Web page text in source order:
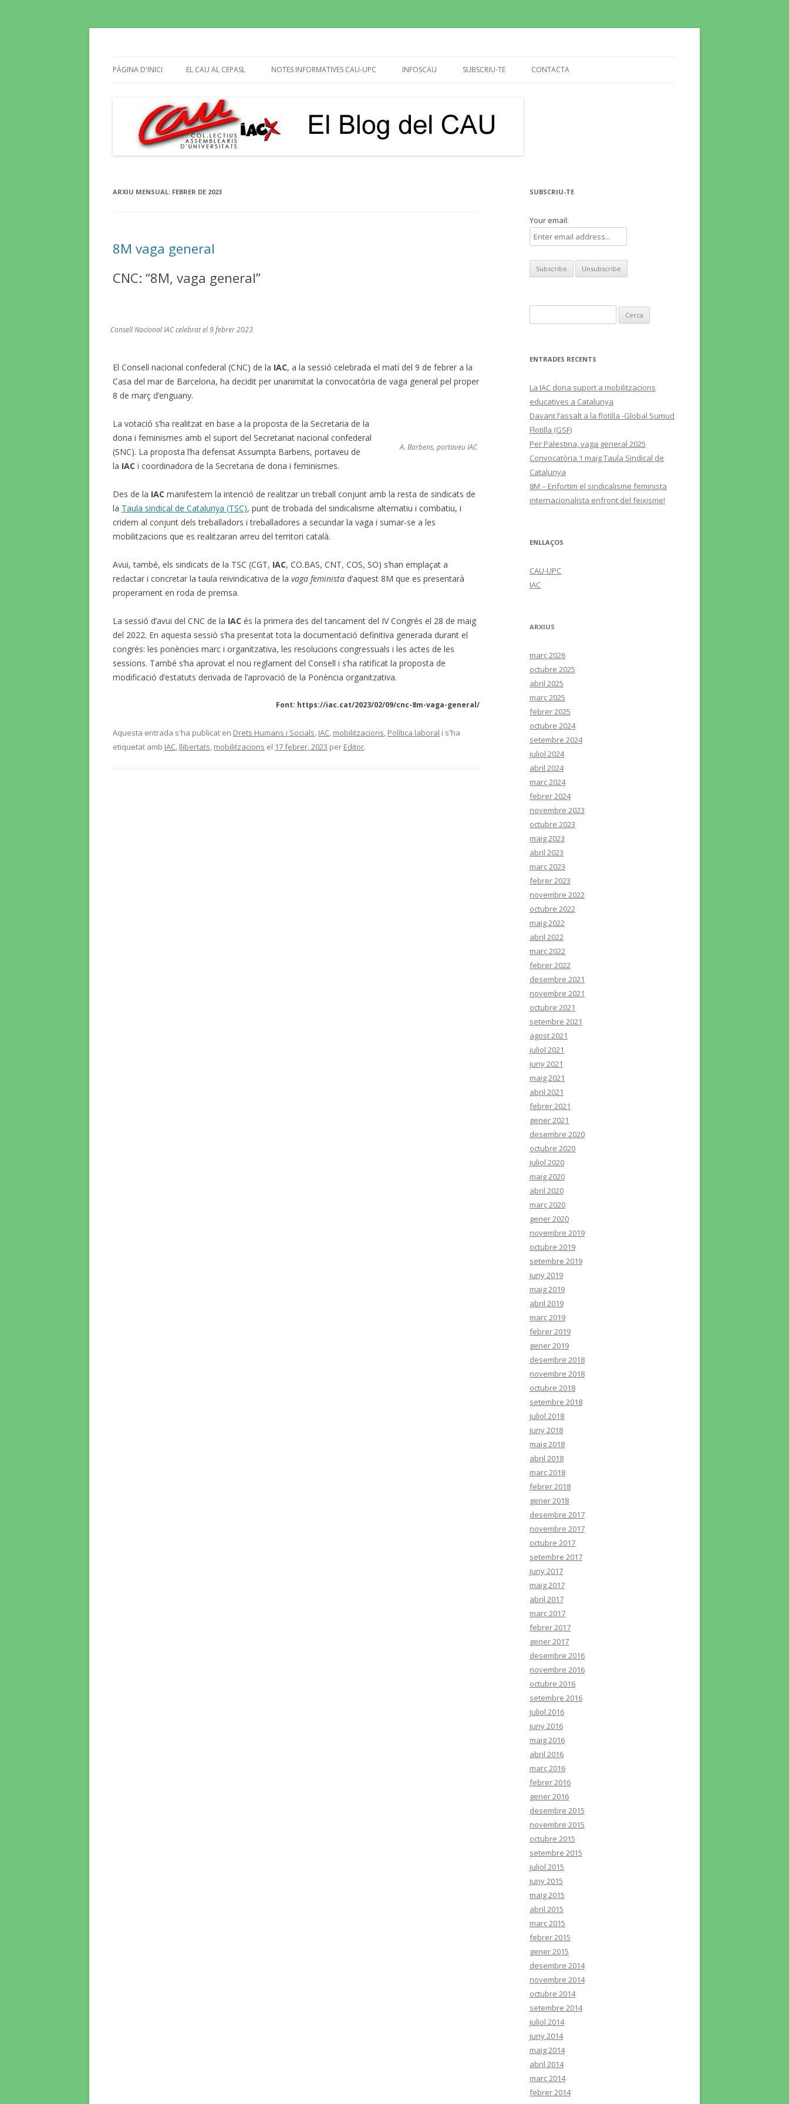
PÀGINA D'INICI EL CAU AL CEPASL NOTES INFORMATIVES CAU-UPC
UTG’S
BIBLIOTEQUES
RECEPCIONS (07/06/2017)
PSICOSOCIALS.
GERENT PROPOSAT I COMISSIÓ
MIXTA
4/11/2019 SITUACIÓ
INFOSCAU
INFOCAU 10 NOVEMB.2015
SUBSCRIU-TE CONTACTA
ARXIU MENSUAL: FEBRER DE 2023
8M vaga general
CNC: “8M, vaga general”
Consell Nacional IAC celebrat el 9 febrer 2023
El Consell nacional confederal (CNC) de la IAC, a la sessió celebrada el matí del 9 de febrer a la
Casa del mar de Barcelona, ha decidit per unanimitat la convocatòria de vaga general pel proper
8 de març d’enguany.
A. Barbens, portaveu IAC
La votació s’ha realitzat en base a la proposta de la Secretaria de la
dona i feminismes amb el suport del Secretariat nacional confederal
(SNC). La proposta l’ha defensat Assumpta Barbens, portaveu de
la IAC i coordinadora de la Secretaria de dona i feminismes.
Des de la IAC manifestem la intenció de realitzar un treball conjunt amb la resta de sindicats de
la Taula sindical de Catalunya (TSC), punt de trobada del sindicalisme alternatiu i combatiu, i
cridem al conjunt dels treballadors i treballadores a secundar la vaga i sumar-se a les
mobilitzacions que es realitzaran arreu del territori català.
Avui, també, els sindicats de la TSC (CGT, IAC, CO.BAS, CNT, COS, SO) s’han emplaçat a
redactar i concretar la taula reivindicativa de la vaga feminista d’aquest 8M que es presentarà
properament en roda de premsa.
La sessió d’avui del CNC de la IAC és la primera des del tancament del IV Congrés el 28 de maig
del 2022. En aquesta sessió s’ha presentat tota la documentació definitiva generada durant el
congrés: les ponències marc i organitzativa, les resolucions congressuals i les actes de les
sessions. També s’ha aprovat el nou reglament del Consell i s’ha ratificat la proposta de
modificació d’estatuts derivada de l’aprovació de la Ponència organitzativa.
Font: https://iac.cat/2023/02/09/cnc-8m-vaga-general/
Aquesta entrada s'ha publicat en Drets Humans i Socials, IAC, mobilitzacions, Política laboral i s'ha
etiquetat amb IAC, llibertats, mobilitzacions el 17 febrer, 2023 per Editor.
SUBSCRIU-TE
Your email:
ENTRADES RECENTS
La IAC dona suport a mobilitzacions
educatives a Catalunya
Davant l’assalt a la flotilla -Global Sumud
Flotilla (GSF)
Per Palestina, vaga general 2025
Convocatòria 1 maig Taula Sindical de
Catalunya
8M – Enfortim el sindicalisme feminista
internacionalista enfront del feixisme!
ENLLAÇOS
CAU-UPC
IAC
ARXIUS
març 2026
octubre 2025
abril 2025
març 2025
febrer 2025
octubre 2024
setembre 2024
juliol 2024
abril 2024
març 2024
febrer 2024
novembre 2023
octubre 2023
maig 2023
abril 2023
març 2023
febrer 2023
novembre 2022
octubre 2022
maig 2022
abril 2022
març 2022
febrer 2022
desembre 2021
novembre 2021
octubre 2021
setembre 2021
agost 2021
juliol 2021
juny 2021
maig 2021
abril 2021
febrer 2021
gener 2021
desembre 2020
octubre 2020
juliol 2020
maig 2020
abril 2020
març 2020
gener 2020
novembre 2019
octubre 2019
setembre 2019
juny 2019
maig 2019
abril 2019
març 2019
febrer 2019
gener 2019
desembre 2018
novembre 2018
octubre 2018
setembre 2018
juliol 2018
juny 2018
maig 2018
abril 2018
març 2018
febrer 2018
gener 2018
desembre 2017
novembre 2017
octubre 2017
setembre 2017
juny 2017
maig 2017
abril 2017
març 2017
febrer 2017
gener 2017
desembre 2016
novembre 2016
octubre 2016
setembre 2016
juliol 2016
juny 2016
maig 2016
abril 2016
març 2016
febrer 2016
gener 2016
desembre 2015
novembre 2015
octubre 2015
setembre 2015
juliol 2015
juny 2015
maig 2015
abril 2015
març 2015
febrer 2015
gener 2015
desembre 2014
novembre 2014
octubre 2014
setembre 2014
juliol 2014
juny 2014
maig 2014
abril 2014
març 2014
febrer 2014